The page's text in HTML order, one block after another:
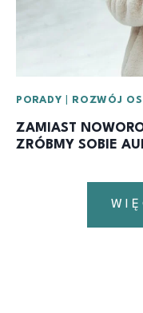
PORADY ROZWÓJ
ZAMIAST
ZRÓBMY SOBIE